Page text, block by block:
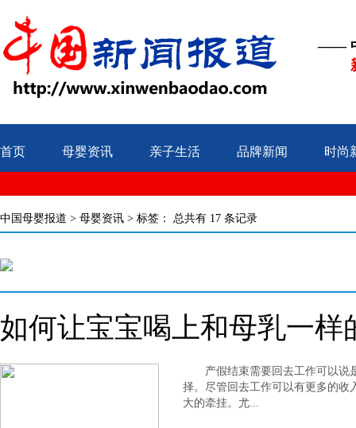
——
首页 母婴资讯 亲子生活 品牌新闻 时尚
中国母婴报道 > 母婴资讯 > 标签： 总共有 17 条记录
如何让宝宝喝上和母乳一样
产假结束需要回去工作可以说
择。尽管回去工作可以有更多的收
大的牵挂。尤...